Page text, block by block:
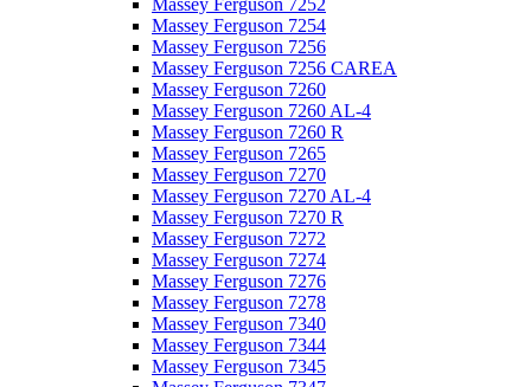
Massey Ferguson 7252
Massey Ferguson 7254
Massey Ferguson 7256
Massey Ferguson 7256 CAREA
Massey Ferguson 7260
Massey Ferguson 7260 AL-4
Massey Ferguson 7260 R
Massey Ferguson 7265
Massey Ferguson 7270
Massey Ferguson 7270 AL-4
Massey Ferguson 7270 R
Massey Ferguson 7272
Massey Ferguson 7274
Massey Ferguson 7276
Massey Ferguson 7278
Massey Ferguson 7340
Massey Ferguson 7344
Massey Ferguson 7345